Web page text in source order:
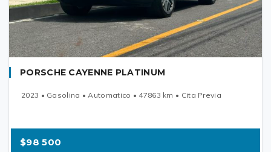
PORSCHE CAYENNE PLATINUM
2023 • Gasolina • Automatico • 47863 km • Cita Previa
$98 500